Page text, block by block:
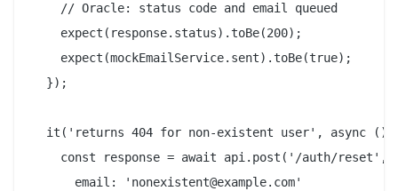
    // Oracle: status code and email queued
    expect(response.status).toBe(200);
    expect(mockEmailService.sent).toBe(true);
  });
it('returns 404 for non-existent user', async ()
const response = await api.post('/auth/reset',
      email: 'nonexistent@example.com'